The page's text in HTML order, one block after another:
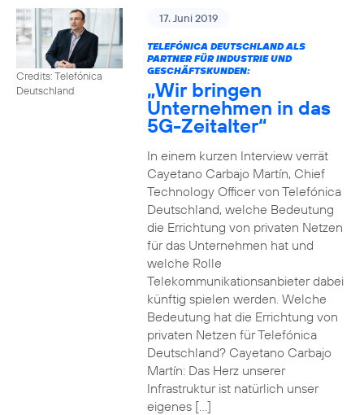
Credits: Telefónica
Deutschland
17. Juni 2019
TELEFÓNICA DEUTSCHLAND ALS
PARTNER FÜR INDUSTRIE UND
GESCHÄFTSKUNDEN:
„Wir bringen
Unternehmen in das
5G-Zeitalter“
In einem kurzen Interview verrät
Cayetano Carbajo Martín, Chief
Technology Officer von Telefónica
Deutschland, welche Bedeutung
die Errichtung von privaten Netzen
für das Unternehmen hat und
welche Rolle
Telekommunikationsanbieter dabei
künftig spielen werden. Welche
Bedeutung hat die Errichtung von
privaten Netzen für Telefónica
Deutschland? Cayetano Carbajo
Martín: Das Herz unserer
Infrastruktur ist natürlich unser
eigenes […]